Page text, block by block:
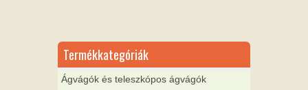
Termékkategóriák
Ágvágók és teleszkópos ágvágók